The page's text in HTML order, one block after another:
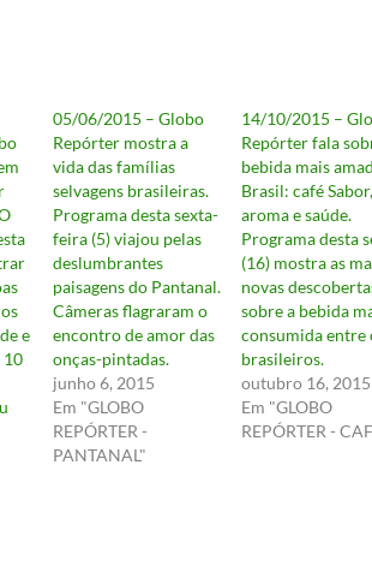
e
10
05/06/2015 – Globo
Repórter mostra a
vida das famílias
selvagens brasileiras.
Programa desta sexta-
feira (5) viajou pelas
deslumbrantes
paisagens do Pantanal.
Câmeras flagraram o
encontro de amor das
onças-pintadas.
junho 6, 2015
Em "GLOBO
REPÓRTER -
PANTANAL"
14/10/2015 –
Repórter fala
bebida mais
Brasil: café Sabor,
aroma e saúde.
Programa desta
(16) mostra as
novas
sobre a bebida
consumida entre
brasileiros.
outubro 16, 2015
Em "GLOBO
REPÓRTER -